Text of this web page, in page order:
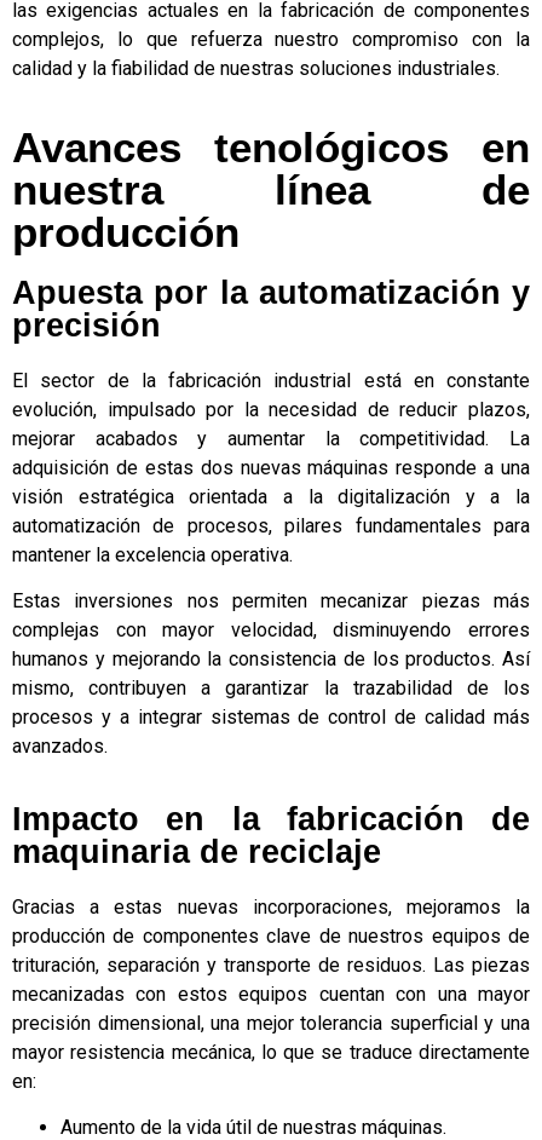
las exigencias actuales en la fabricación de componentes
complejos, lo que refuerza nuestro compromiso con la
calidad y la fiabilidad de nuestras soluciones industriales.
Avances tenológicos en
nuestra línea de
producción
Apuesta por la automatización y
precisión
El sector de la fabricación industrial está en constante
evolución, impulsado por la necesidad de reducir plazos,
mejorar acabados y aumentar la competitividad. La
adquisición de estas dos nuevas máquinas responde a una
visión estratégica orientada a la digitalización y a la
automatización de procesos, pilares fundamentales para
mantener la excelencia operativa.
Estas inversiones nos permiten mecanizar piezas más
complejas con mayor velocidad, disminuyendo errores
humanos y mejorando la consistencia de los productos. Así
mismo, contribuyen a garantizar la trazabilidad de los
procesos y a integrar sistemas de control de calidad más
avanzados.
Impacto en la fabricación de
maquinaria de reciclaje
Gracias a estas nuevas incorporaciones, mejoramos la
producción de componentes clave de nuestros equipos de
trituración, separación y transporte de residuos. Las piezas
mecanizadas con estos equipos cuentan con una mayor
precisión dimensional, una mejor tolerancia superficial y una
mayor resistencia mecánica, lo que se traduce directamente
en:
Aumento de la vida útil de nuestras máquinas.